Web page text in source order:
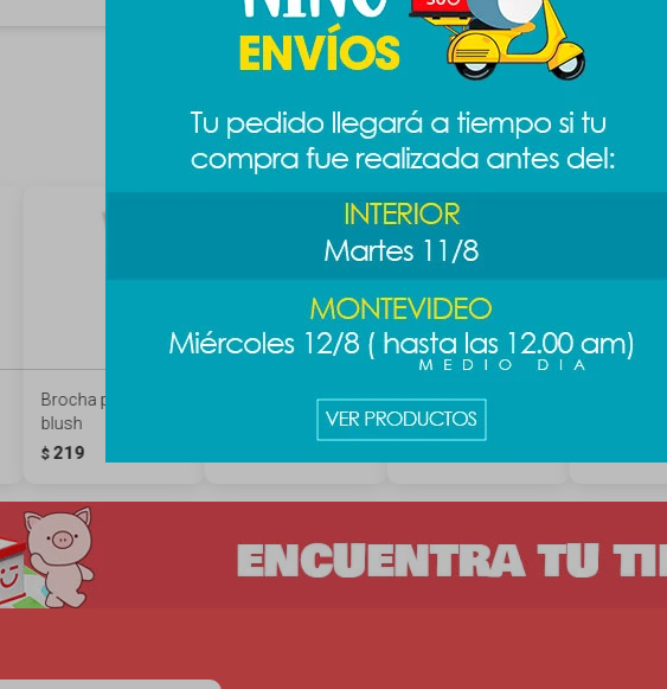
Productos que te pueden interesar
Brocha peach
blush
$ 219
Brocha B&G
contorno Nº1
Brocha